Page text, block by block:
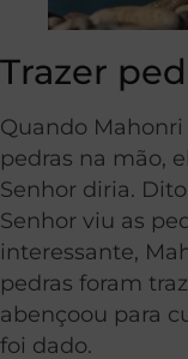
Trazer
Quando
pedras na mão,
Senhor diria.
Senhor viu as
interessante,
pedras foram
abençoou para
foi dado.